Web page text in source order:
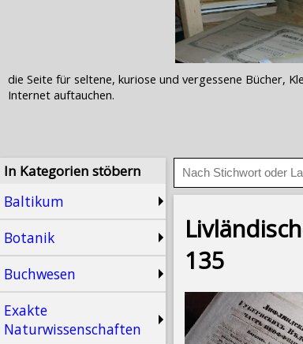
die Seite für seltene, kuriose und vergessene Bücher,
Internet auftauchen.
In Kategorien stöbern
Baltikum
Botanik
Buchwesen
Exakte
Naturwissenschaften
135